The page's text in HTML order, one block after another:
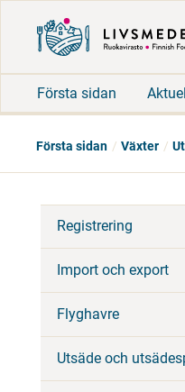
Första sidan
Första sidan Växter
Registrering
Import och export
Flyghavre
Utsäde och